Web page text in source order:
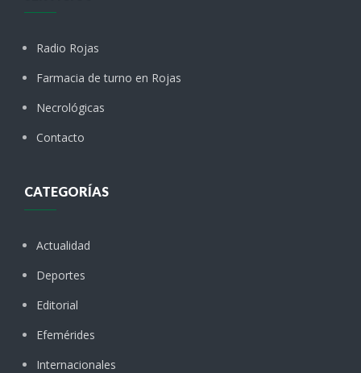
Radio Rojas
Farmacia de turno en Rojas
Necrológicas
Contacto
CATEGORÍAS
Actualidad
Deportes
Editorial
Efemérides
Internacionales